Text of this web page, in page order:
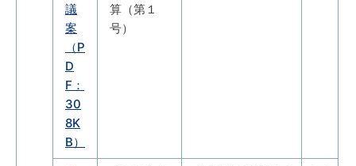
議
案
（P
D
F：
30
8K
B）
算（第１
号）